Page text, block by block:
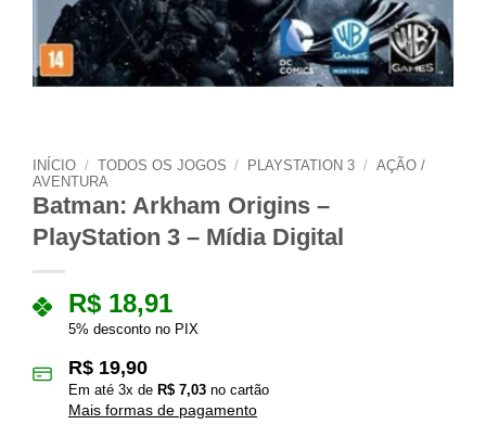
INÍCIO / TODOS OS JOGOS / PLAYSTATION 3 / AÇÃO /
AVENTURA
Batman: Arkham Origins –
PlayStation 3 – Mídia Digital
R$ 18,91
5% desconto no PIX
R$ 19,90
Em até 3x de R$ 7,03 no cartão
Mais formas de pagamento